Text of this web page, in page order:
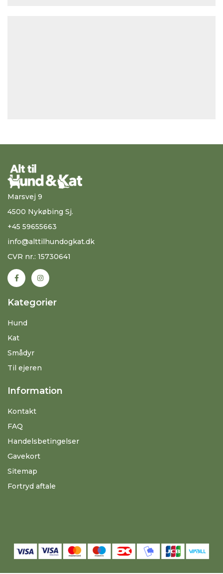
Marsvej 9
4500 Nykøbing Sj.
+45 59655663
info@alttilhundogkat.dk
CVR nr.: 15730641
Kategorier
Hund
Kat
Smådyr
Til ejeren
Information
Kontakt
FAQ
Handelsbetingelser
Gavekort
Sitemap
Fortryd aftale